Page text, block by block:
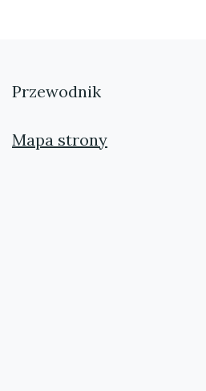
Przewodnik
Mapa strony